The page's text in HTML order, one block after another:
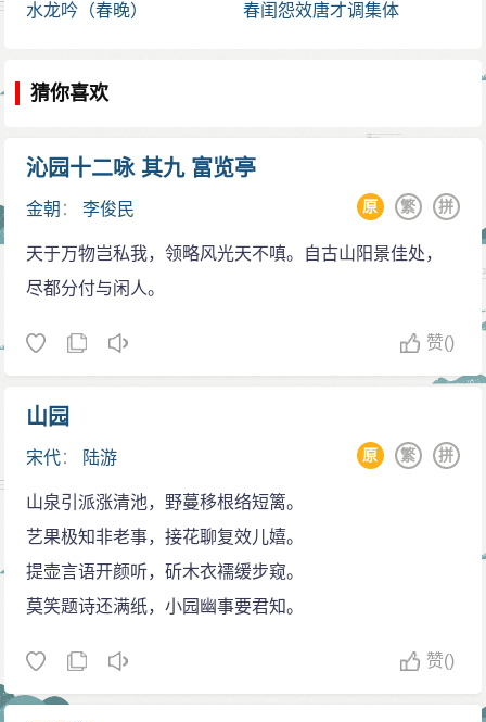
寿）
影横斜暗香浮动分韵得动字
水龙吟（春晚） 春闺怨效唐才调集体
猜你喜欢
沁园十二咏 其九 富览亭
金朝 ：李俊民 拼
繁
原
天于万物岂私我，领略风光天不嗔。自古山阳景佳处，
尽都分付与闲人。
赞()
山园
宋代： 陆游 拼
繁
原
山泉引派涨清池，野蔓移根络短篱。
艺果极知非老事，接花聊复效儿嬉。
提壶言语开颜听，斫木衣襦缓步窥。
莫笑题诗还满纸，小园幽事要君知。
赞()